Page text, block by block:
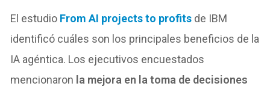
El estudio From AI projects to profits de IBM
identificó cuáles son los principales beneficios de la
IA agéntica. Los ejecutivos encuestados
mencionaron la mejora en la toma de decisiones